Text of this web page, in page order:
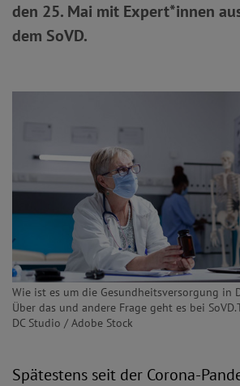
den 25. Mai mit Expert*innen
dem SoVD.
Wie ist es um die Gesundheitsversorgung in
Über das und andere Frage geht es bei
DC Studio / Adobe Stock
Spätestens seit der Corona-